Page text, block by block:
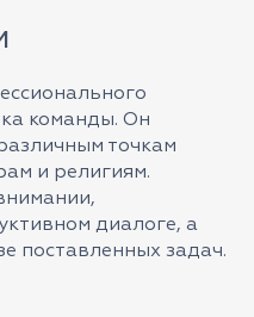
команды. Он
точкам
и религиям.
диалоге, а
поставленных задач.